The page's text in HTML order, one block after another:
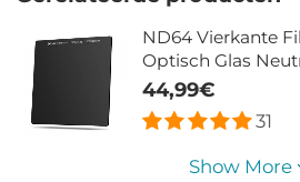
ND64 Vierkante
Optisch Glas
ND Filters Ultra
Coating
Nano Xcel Serie
44,99€
31
Show More